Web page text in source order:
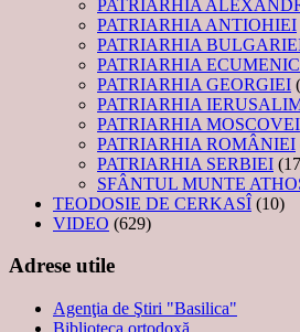
PATRIARHIA
PATRIARHIA ANTIOHIEI
PATRIARHIA
PATRIARHIA
PATRIARHIA GEORGIEI
PATRIARHIA
PATRIARHIA MOSCOVEI
PATRIARHIA ROMÂNIEI
PATRIARHIA SERBIEI
SFÂNTUL MUNTE
TEODOSIE DE CERKASÎ (10)
VIDEO (629)
Adrese utile
Agenţia de Ştiri "Basilica"